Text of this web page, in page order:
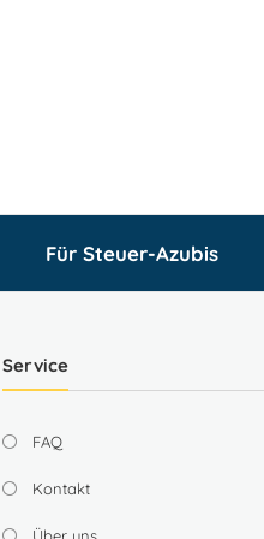
Für Steuer-Azubis
Service
FAQ
Kontakt